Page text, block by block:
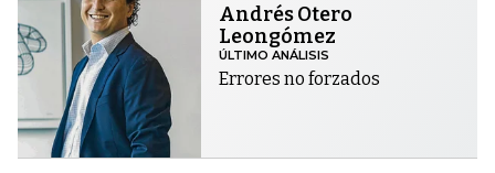
Andrés Otero
Leongómez
ÚLTIMO ANÁLISIS
Errores no forzados